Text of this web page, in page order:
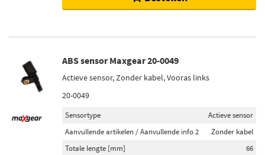
ABS sensor Maxgear 20-0049
Actieve sensor, Zonder kabel, Vooras links
20-0049
Sensortype
Actieve sensor
Aanvullende artikelen / Aanvullende info 2
Zonder kabel
Totale lengte [mm]
66